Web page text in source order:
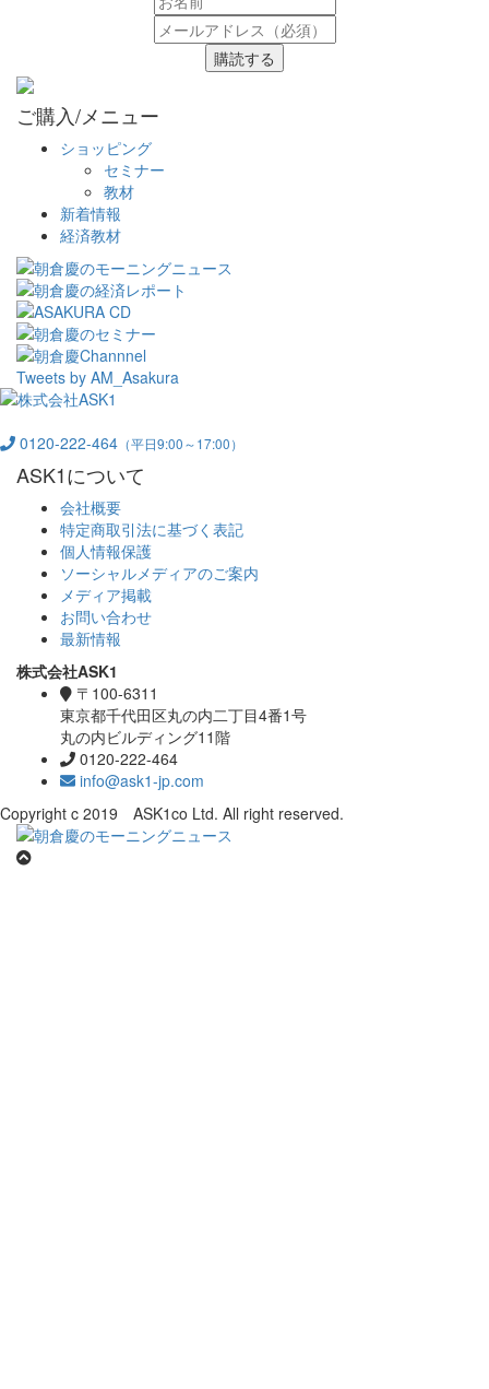
購読する
ご購入/メニュー
ショッピング
セミナー
教材
新着情報
経済教材
Tweets by AM_Asakura
0120-222-464 （平日9:00～17:00）
ASK1について
会社概要
特定商取引法に基づく表記
個人情報保護
ソーシャルメディアのご案内
メディア掲載
お問い合わせ
最新情報
株式会社ASK1
〒100-6311
東京都千代田区丸の内二丁目4番1号
丸の内ビルディング11階
0120-222-464
info@ask1-jp.com
Copyright c 2019 ASK1co Ltd. All right reserved.